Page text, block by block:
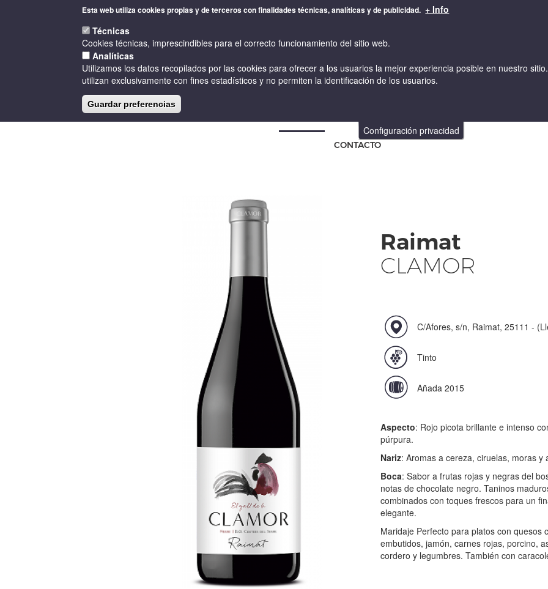
Configuración privacidad
Esta web utiliza cookies propias y de terceros con finalidades técnicas, analíticas y de publicidad. + Info
Técnicas
Cookies técnicas, imprescindibles para el correcto funcionamiento del sitio web.
Analíticas
Utilizamos los datos recopilados por las cookies para ofrecer a los usuarios la mejor experiencia posible en nuestro
utilizan exclusivamente con fines estadísticos y no permiten la identificación de los usuarios.
Guardar preferencias
INICIO LA D.O.
CONTACTO
Raimat
CLAMOR
C/Afores, s/n, Raimat, 25111 -
Tinto
Añada 2015
Aspecto: Rojo picota brillante e intenso
púrpura.
Nariz: Aromas a cereza, ciruelas, moras y
Boca: Sabor a frutas rojas y negras del
notas de chocolate negro. Taninos
combinados con toques frescos para un
elegante.
Maridaje Perfecto para platos con quesos
embutidos, jamón, carnes rojas, porcino,
cordero y legumbres. También con